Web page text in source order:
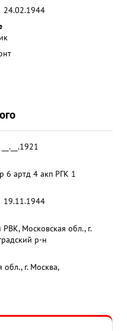
24.02.1944
__.__.1921
6 артд 4 акп РГК 1
19.11.1944
Московская обл., г.
р-н
г. Москва,